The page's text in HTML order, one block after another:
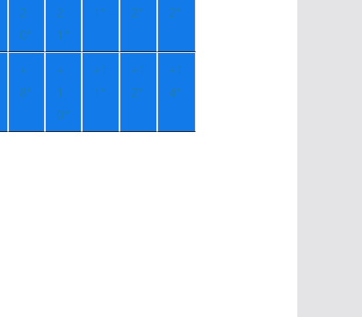
2
0°
2
1°
1°
2°
2°
+
8°
+
1
0°
+1
1°
+1
2°
+1
4°